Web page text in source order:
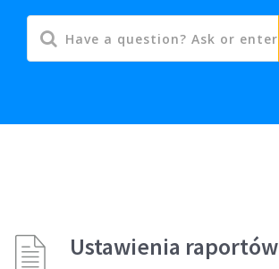
Ustawienia raportów